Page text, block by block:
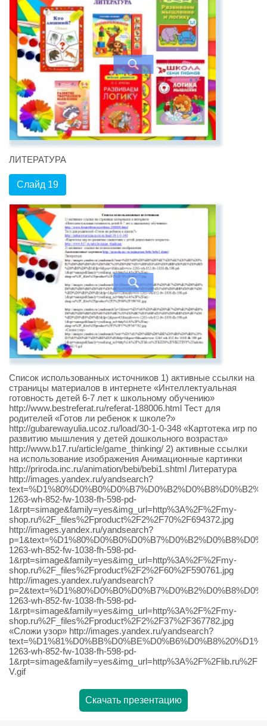
ЛИТЕРАТУРА
Слайд 19
Список использованных источников 1) активные ссылки на
страницы материалов в интернете «Интеллектуальная
готовность детей 6-7 лет к школьному обучению»
http://www.bestreferat.ru/referat-188006.html Тест для
родителей «Готов ли ребенок к школе?»
http://gubarewayulia.ucoz.ru/load/30-1-0-348 «Картотека игр по
развитию мышления у детей дошкольного возраста»
http://www.b17.ru/article/game_thinking/ 2) активные ссылки
на использование изображения Анимационные картинки
http://priroda.inc.ru/animation/bebi/bebi1.shtml Литература
http://images.yandex.ru/yandsearch?
1263-wh-852-fw-1038-fh-598-pd-
1&rpt=simage&family=yes&img_url=http%3A%2F%2Fmy-
shop.ru%2F_files%2Fproduct%2F2%2F70%2F694372.jpg
http://images.yandex.ru/yandsearch?
1263-wh-852-fw-1038-fh-598-pd-
1&rpt=simage&family=yes&img_url=http%3A%2F%2Fmy-
shop.ru%2F_files%2Fproduct%2F2%2F60%2F590761.jpg
http://images.yandex.ru/yandsearch?
1263-wh-852-fw-1038-fh-598-pd-
1&rpt=simage&family=yes&img_url=http%3A%2F%2Fmy-
shop.ru%2F_files%2Fproduct%2F2%2F37%2F367782.jpg
«Сложи узор» http://images.yandex.ru/yandsearch?
1263-wh-852-fw-1038-fh-598-pd-
V.gif
Скачать презентацию